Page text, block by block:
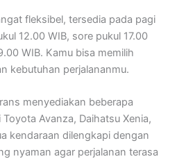
fleksibel, tersedia pada pagi
12.00 WIB, sore pukul 17.00
WIB. Kamu bisa memilih
kebutuhan perjalananmu.
menyediakan beberapa
Avanza, Daihatsu Xenia,
kendaraan dilengkapi dengan
nyaman agar perjalanan terasa